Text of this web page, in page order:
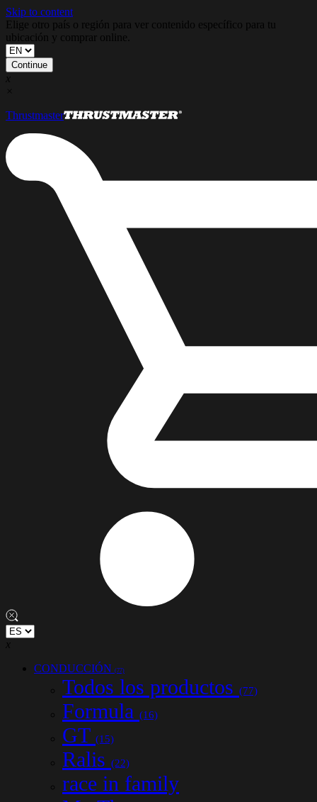
Skip to content
Elige otro país o región para ver contenido específico para tu
ubicación y comprar online.
Continue
x
×
Thrustmaster
x
CONDUCCIÓN (77)
Todos los productos (77)
Formula (16)
GT (15)
Ralis (22)
race in family